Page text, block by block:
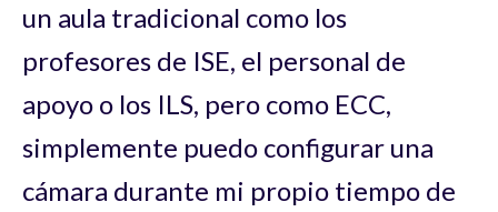
un aula tradicional como los
profesores de ISE, el personal de
apoyo o los ILS, pero como ECC,
simplemente puedo configurar una
cámara durante mi propio tiempo de